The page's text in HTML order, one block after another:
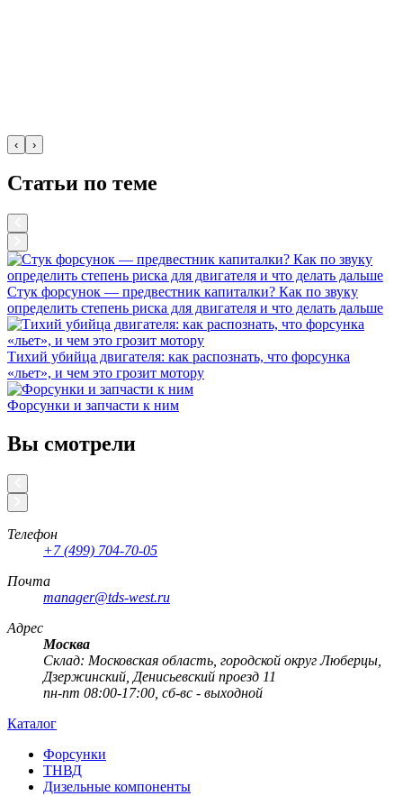
‹ ›
Статьи по теме
Стук форсунок — предвестник капиталки? Как по звуку
определить степень риска для двигателя и что делать дальше
Тихий убийца двигателя: как распознать, что форсунка
«льет», и чем это грозит мотору
Форсунки и запчасти к ним
Вы смотрели
Телефон
+7 (499) 704-70-05
Почта
manager@tds-west.ru
Адрес
Москва
Cклад: Московская область, городской округ Люберцы,
Дзержинский, Денисьевский проезд 11
пн-пт 08:00-17:00, сб-вс - выходной
Каталог
Форсунки
ТНВД
Дизельные компоненты